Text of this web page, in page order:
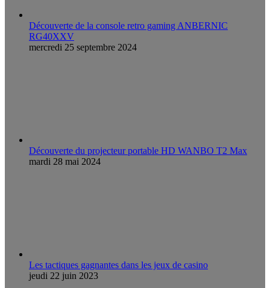
Découverte de la console retro gaming ANBERNIC
RG40XXV
mercredi 25 septembre 2024
Découverte du projecteur portable HD WANBO T2 Max
mardi 28 mai 2024
Les tactiques gagnantes dans les jeux de casino
jeudi 22 juin 2023